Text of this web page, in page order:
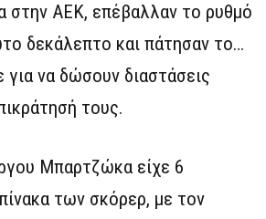
στην ΑΕΚ, επέβαλλαν το ρυθμό
δεκάλεπτο και πάτησαν το…
για να δώσουν διαστάσεις
τους.
Μπαρτζώκα είχε 6
των σκόρερ, με τον